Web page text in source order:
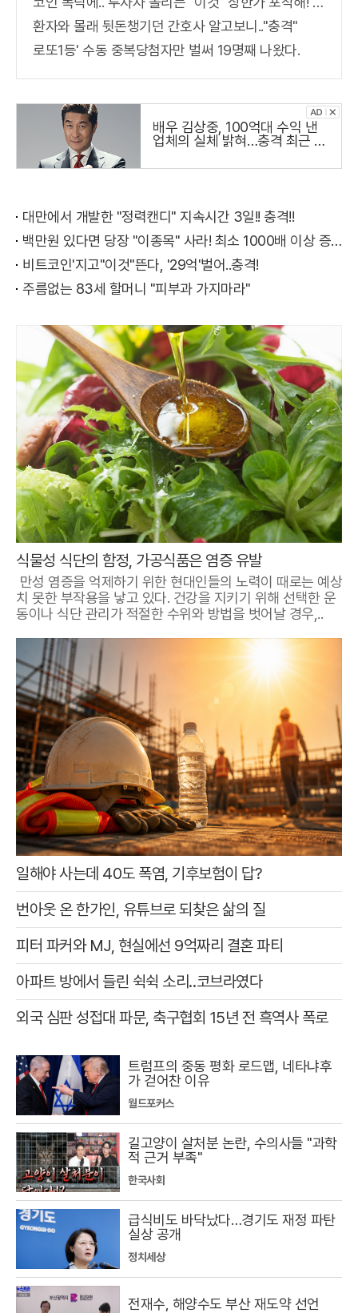
환자와 몰래 뒷돈챙기던 간호사 알고보니.."충격"
로또1등' 수동 중복당첨자만 벌써 19명째 나왔다.
배우 김상중, 100억대 수익 낸
업체의 실체 밝혀…충격 최근 냉
의 사랑을 받는 국민 배우 김상
대만에서 개발한 "정력캔디" 지속시간 3일!! 충격!!
백만원 있다면 당장 "이종목" 사라! 최소 1000배 이상 증가...충격!!
비트코인'지고"이것"뜬다, '29억'벌어..충격!
주름없는 83세 할머니 "피부과 가지마라"
식물성 식단의 함정, 가공식품은 염증 유발
만성 염증을 억제하기 위한 현대인들의 노력이 때로는 예상
치 못한 부작용을 낳고 있다. 건강을 지키기 위해 선택한 운
동이나 식단 관리가 적절한 수위와 방법을 벗어날 경우,..
일해야 사는데 40도 폭염, 기후보험이 답?
번아웃 온 한가인, 유튜브로 되찾은 삶의 질
피터 파커와 MJ, 현실에선 9억짜리 결혼 파티
아파트 방에서 들린 쉭쉭 소리‥코브라였다
외국 심판 성접대 파문, 축구협회 15년 전 흑역사 폭로
트럼프의 중동 평화 로드맵, 네타냐후
가 걷어찬 이유
월드포커스
길고양이 살처분 논란, 수의사들 "과학
적 근거 부족"
한국사회
급식비도 바닥났다…경기도 재정 파탄
실상 공개
정치세상
전재수, 해양수도 부산 재도약 선언